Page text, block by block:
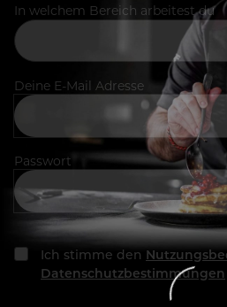
In welchem Bereich arbeitest du
Deine E-Mail Adresse
Passwort
Ich stimme den
Datenschutzbestimmungen